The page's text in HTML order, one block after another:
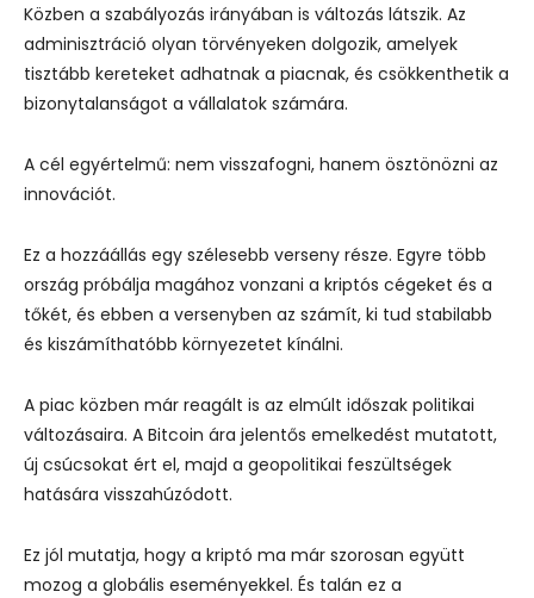
Közben a szabályozás irányában is változás látszik. Az
adminisztráció olyan törvényeken dolgozik, amelyek
tisztább kereteket adhatnak a piacnak, és csökkenthetik a
bizonytalanságot a vállalatok számára.
A cél egyértelmű: nem visszafogni, hanem ösztönözni az
innovációt.
Ez a hozzáállás egy szélesebb verseny része. Egyre több
ország próbálja magához vonzani a kriptós cégeket és a
tőkét, és ebben a versenyben az számít, ki tud stabilabb
és kiszámíthatóbb környezetet kínálni.
A piac közben már reagált is az elmúlt időszak politikai
változásaira. A Bitcoin ára jelentős emelkedést mutatott,
új csúcsokat ért el, majd a geopolitikai feszültségek
hatására visszahúzódott.
Ez jól mutatja, hogy a kriptó ma már szorosan együtt
mozog a globális eseményekkel. És talán ez a